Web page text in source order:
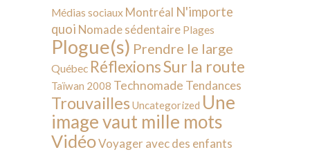
Médias sociaux Montréal N'importe
quoi Nomade sédentaire Plages
Plogue(s) Prendre le large
Québec RéflexionsSur la route
Taïwan 2008 Technomade Tendances
Trouvailles Uncategorized Une
image vaut mille mots
VidéoVoyager avec des enfants